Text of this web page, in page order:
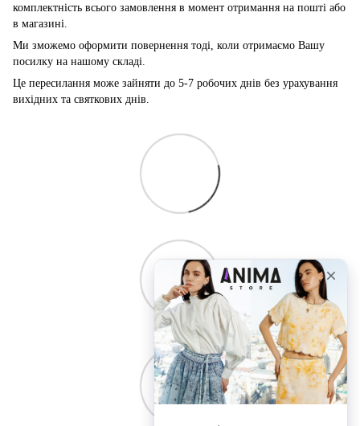
комплектність всього замовлення в момент отримання на пошті або
в магазині.
Ми зможемо оформити повернення тоді, коли отримаємо Вашу
посилку на нашому складі.
Це пересилання може зайняти до 5-7 робочих днів без урахування
вихідних та святкових днів.